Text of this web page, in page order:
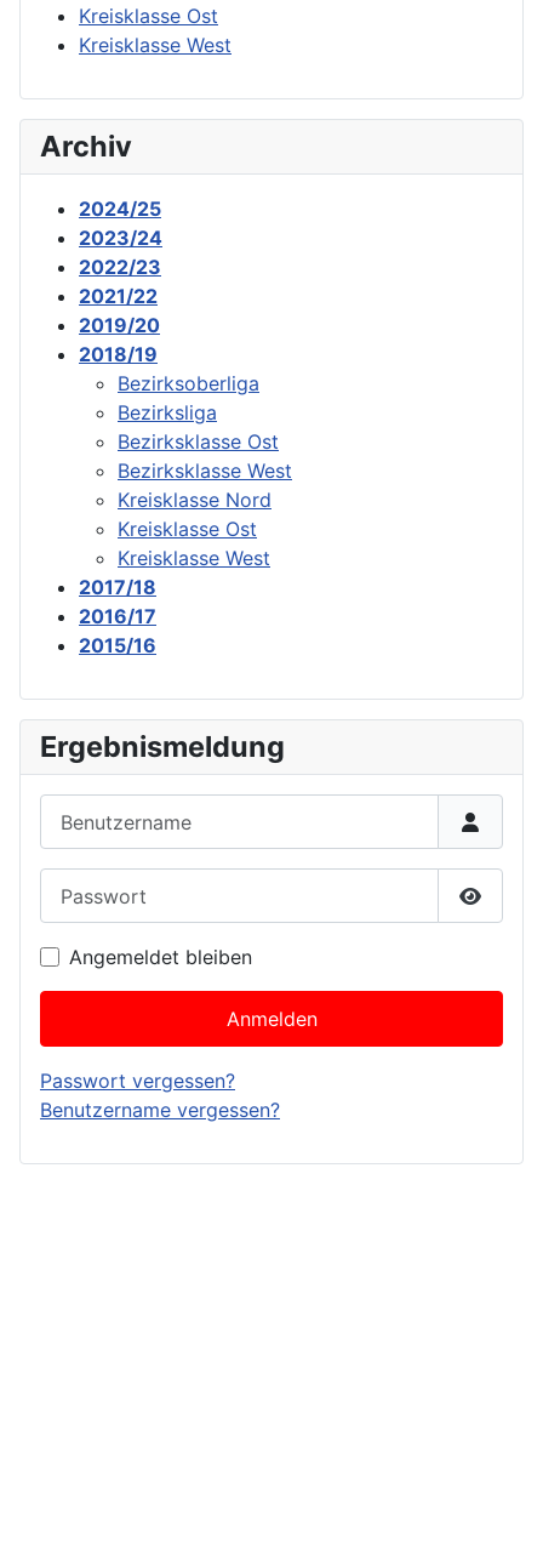
Kreisklasse Ost
Kreisklasse West
Archiv
2024/25
2023/24
2022/23
2021/22
2019/20
2018/19
Bezirksoberliga
Bezirksliga
Bezirksklasse Ost
Bezirksklasse West
Kreisklasse Nord
Kreisklasse Ost
Kreisklasse West
2017/18
2016/17
2015/16
Ergebnismeldung
Angemeldet bleiben
Anmelden
Passwort vergessen?
Benutzername vergessen?